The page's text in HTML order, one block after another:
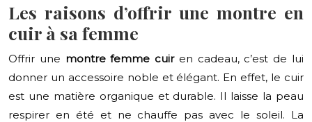
Les raisons d’offrir une montre en
cuir à sa femme
Offrir une montre femme cuiren cadeau, c’est de lui
donner un accessoire noble et élégant. En effet, le cuir
est une matière organique et durable. Il laisse la peau
respirer en été et ne chauffe pas avec le soleil. La